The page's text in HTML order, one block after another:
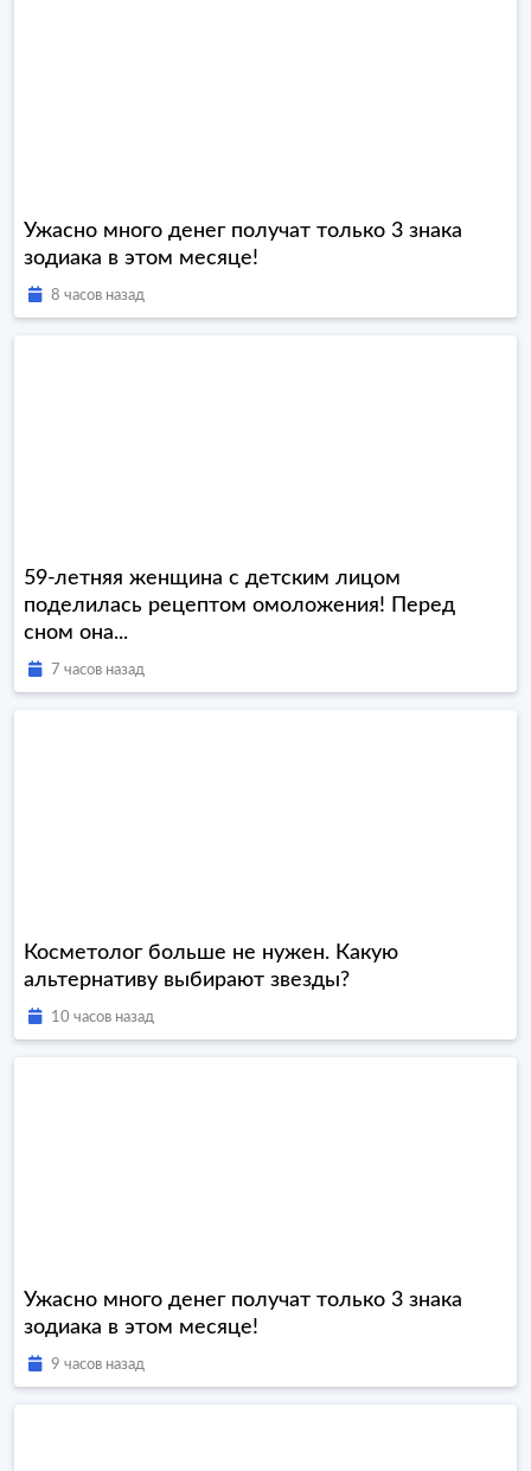
Ужасно много денег получат только 3 знака
зодиака в этом месяце!
8 часов назад
59-летняя женщина с детским лицом
поделилась рецептом омоложения! Перед
сном она...
7 часов назад
Косметолог больше не нужен. Какую
альтернативу выбирают звезды?
10 часов назад
Ужасно много денег получат только 3 знака
зодиака в этом месяце!
9 часов назад